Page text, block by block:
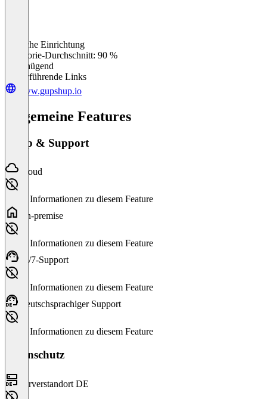
Einfache Einrichtung
Kategorie-Durchschnitt: 90 %
Ungenügend
Weiterführende Links
www.gupshup.io
Allgemeine Features
Setup & Support
Cloud
Keine Informationen zu diesem Feature
On-premise
Keine Informationen zu diesem Feature
24/7-Support
Keine Informationen zu diesem Feature
Deutschsprachiger Support
Keine Informationen zu diesem Feature
Datenschutz
Serverstandort DE